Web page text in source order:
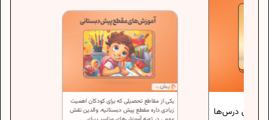
درس‌ها
یکی از مقاطع تحصیلی که برای کودکان اهمیت
زیادی داره مقطع پیش‌ دبستانیه. والدین نقش